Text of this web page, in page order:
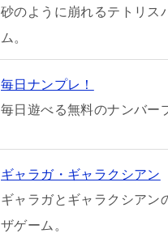
砂のように崩れるテトリス
ム。
毎日ナンプレ！
毎日遊べる無料のナンバー
ギャラガ・ギャラクシアン
ギャラガとギャラクシアン
ザゲーム。